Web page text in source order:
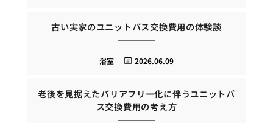
古い実家のユニットバス交換費用の体験談
2026.06.09
浴室
老後を見据えたバリアフリー化に伴うユニットバ
ス交換費用の考え方